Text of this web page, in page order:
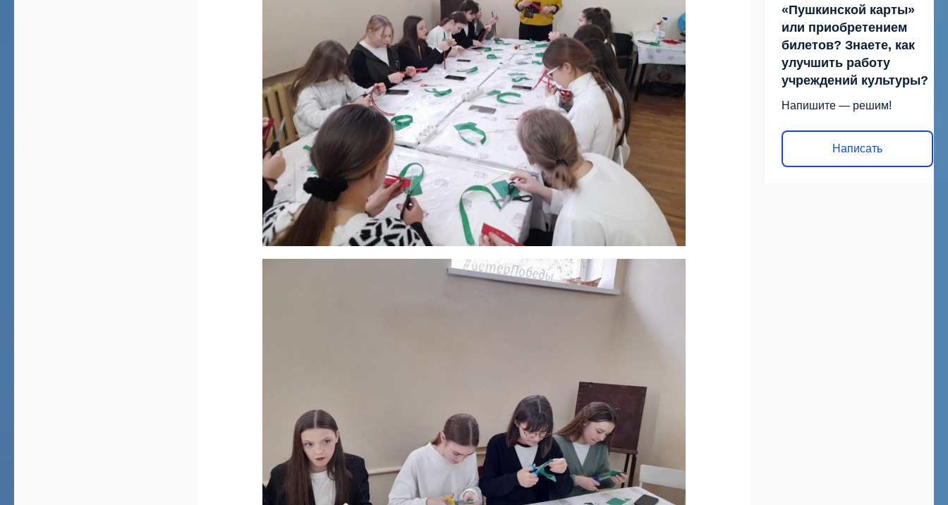
«Пушкинской карты»
или приобретением
билетов? Знаете, как
улучшить работу
учреждений культуры?
Напишите — решим!
Написать